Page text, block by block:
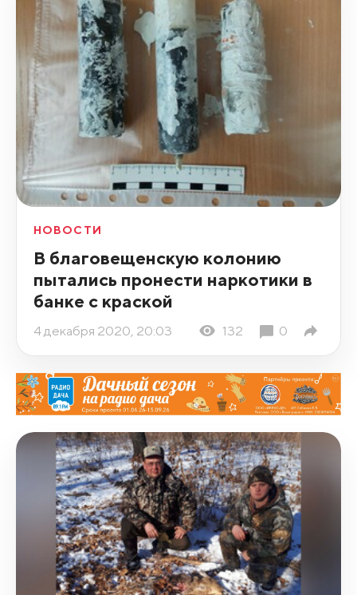
НОВОСТИ
В благовещенскую колонию
пытались пронести наркотики в
банке с краской
4 декабря 2020, 20:03 132 0